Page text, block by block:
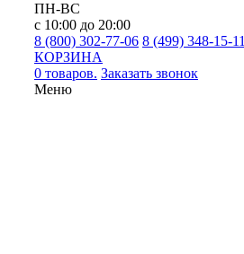
ПН-ВС
с 10:00 до 20:00
8 (800) 302-77-06 8 (499) 348-15-11
КОРЗИНА
0 товаров. Заказать звонок
Меню